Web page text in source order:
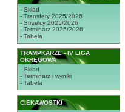
- Skład
- Transfery 2025/2026
- Strzelcy 2025/2026
- Terminarz 2025/2026
- Tabela
TRAMPKARZE - IV LIGA
OKRĘGOWA
- Skład
- Terminarz i wyniki
- Tabela
CIEKAWOSTKI